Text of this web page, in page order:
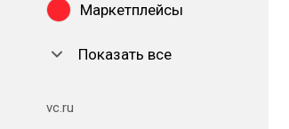
Маркетплейсы
Показать все
vc.ru